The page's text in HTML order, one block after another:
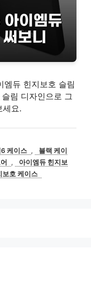
엠듀 힌지보호 슬림
림 디자인으로 그
세요.
케이스 ,
블랙 케이
,
아이엠듀 힌지보
보호 케이스